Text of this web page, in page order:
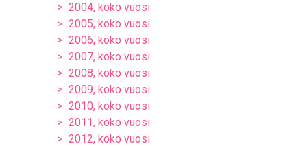
2004, koko vuosi
2005, koko vuosi
2006, koko vuosi
2007, koko vuosi
2008, koko vuosi
2009, koko vuosi
2010, koko vuosi
2011, koko vuosi
2012, koko vuosi